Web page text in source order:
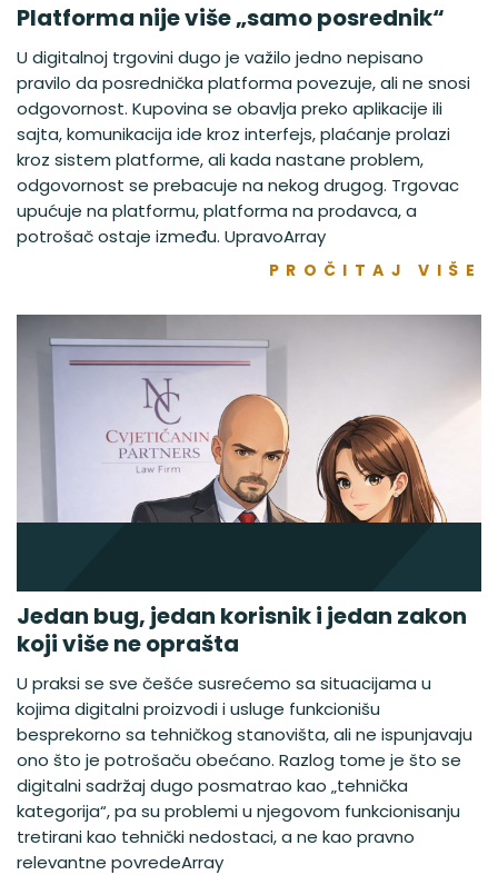
Platforma nije više „samo posrednik“
U digitalnoj trgovini dugo je važilo jedno nepisano
pravilo da posrednička platforma povezuje, ali ne snosi
odgovornost. Kupovina se obavlja preko aplikacije ili
sajta, komunikacija ide kroz interfejs, plaćanje prolazi
kroz sistem platforme, ali kada nastane problem,
odgovornost se prebacuje na nekog drugog. Trgovac
upućuje na platformu, platforma na prodavca, a
potrošač ostaje između. UpravoArray
PROČITAJ VIŠE
Jedan bug, jedan korisnik i jedan zakon
koji više ne oprašta
U praksi se sve češće susrećemo sa situacijama u
kojima digitalni proizvodi i usluge funkcionišu
besprekorno sa tehničkog stanovišta, ali ne ispunjavaju
ono što je potrošaču obećano. Razlog tome je što se
digitalni sadržaj dugo posmatrao kao „tehnička
kategorija“, pa su problemi u njegovom funkcionisanju
tretirani kao tehnički nedostaci, a ne kao pravno
relevantne povredeArray